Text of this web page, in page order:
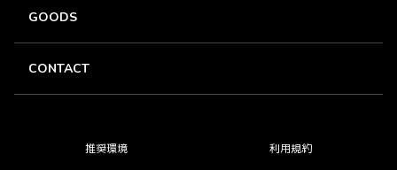
GOODS
CONTACT
推奨環境 利用規約